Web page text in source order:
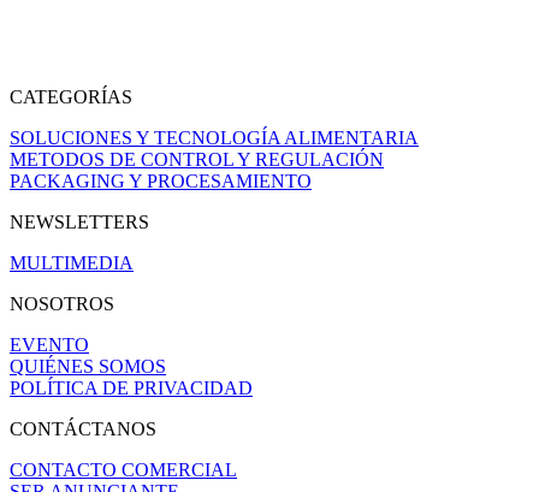
CATEGORÍAS
SOLUCIONES Y TECNOLOGÍA ALIMENTARIA
METODOS DE CONTROL Y REGULACIÓN
PACKAGING Y PROCESAMIENTO
NEWSLETTERS
MULTIMEDIA
NOSOTROS
EVENTO
QUIÉNES SOMOS
POLÍTICA DE PRIVACIDAD
CONTÁCTANOS
CONTACTO COMERCIAL